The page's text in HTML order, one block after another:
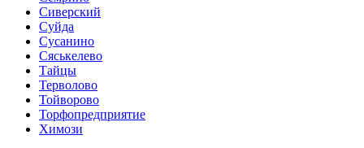
Сиверский
Суйда
Сусанино
Сяськелево
Тайцы
Терволово
Тойворово
Торфопредприятие
Химози